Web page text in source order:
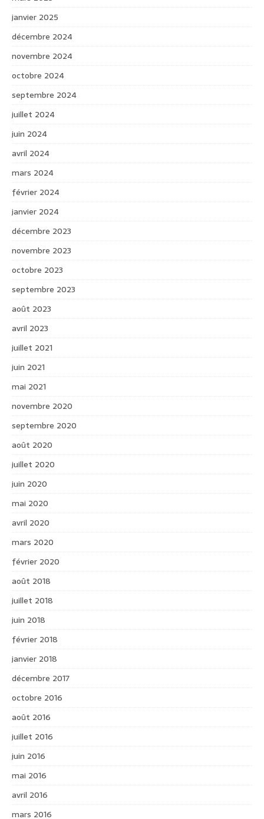
janvier 2025
décembre 2024
novembre 2024
octobre 2024
septembre 2024
juillet 2024
juin 2024
avril 2024
mars 2024
février 2024
janvier 2024
décembre 2023
novembre 2023
octobre 2023
septembre 2023
août 2023
avril 2023
juillet 2021
juin 2021
mai 2021
novembre 2020
septembre 2020
août 2020
juillet 2020
juin 2020
mai 2020
avril 2020
mars 2020
février 2020
août 2018
juillet 2018
juin 2018
février 2018
janvier 2018
décembre 2017
octobre 2016
août 2016
juillet 2016
juin 2016
mai 2016
avril 2016
mars 2016